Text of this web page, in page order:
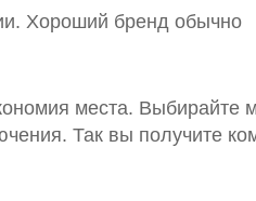
Хороший бренд обычно
места. Выбирайте
Так вы получите